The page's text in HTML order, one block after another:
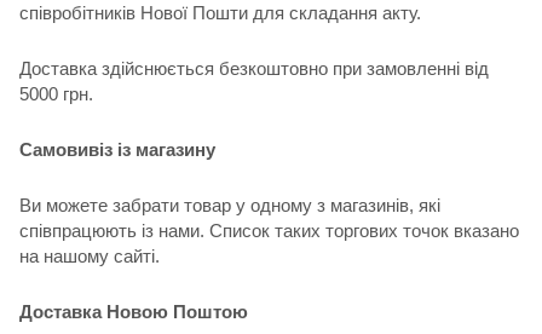
співробітників Нової Пошти для складання акту.
Доставка здійснюється безкоштовно при замовленні від
5000 грн.
Самовивіз із магазину
Ви можете забрати товар у одному з магазинів, які
співпрацюють із нами. Список таких торгових точок вказано
на нашому сайті.
Доставка Новою Поштою